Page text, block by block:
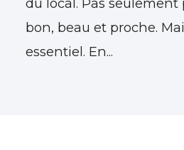
du local. Pas seulement
bon, beau et proche.
essentiel. En...